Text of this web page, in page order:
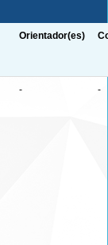
Orientador(es)
- -